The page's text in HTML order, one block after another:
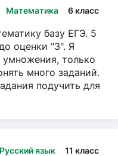
Математика 6 класс
базу ЕГЭ. 5
оценки "3". Я
только
много заданий.
подучить для
Русский язык 11 класс